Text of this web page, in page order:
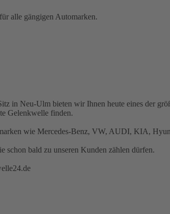
alle gängigen Automarken.
in Neu-Ulm bieten wir Ihnen heute eines der
Gelenkwelle finden.
wie Mercedes-Benz, VW, AUDI, KIA,
schon bald zu unseren Kunden zählen dürfen.